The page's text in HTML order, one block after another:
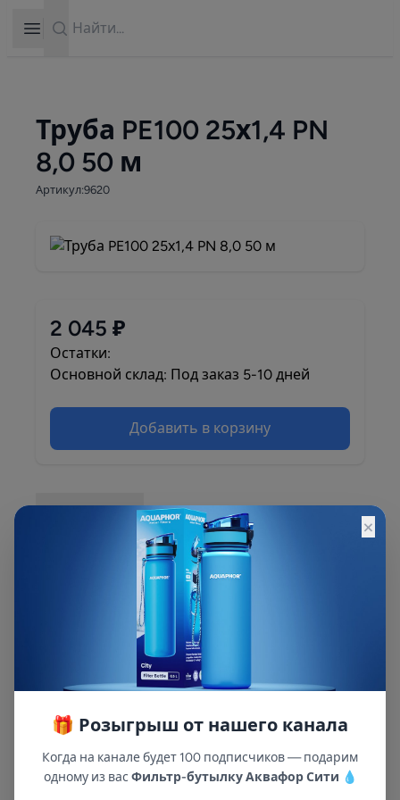
Open sidebar
Труба PE100 25х1,4 PN
8,0 50 м
Артикул:9620
2 045 ₽
Остатки:
Основной склад: Под заказ 5-10 дней
Добавить в корзину
Описание и характеристики смотрите на
×
🎁 Розыгрыш от нашего канала
Когда на канале будет 100 подписчиков — подарим
одному из вас Фильтр-бутылку Аквафор Сити 💧